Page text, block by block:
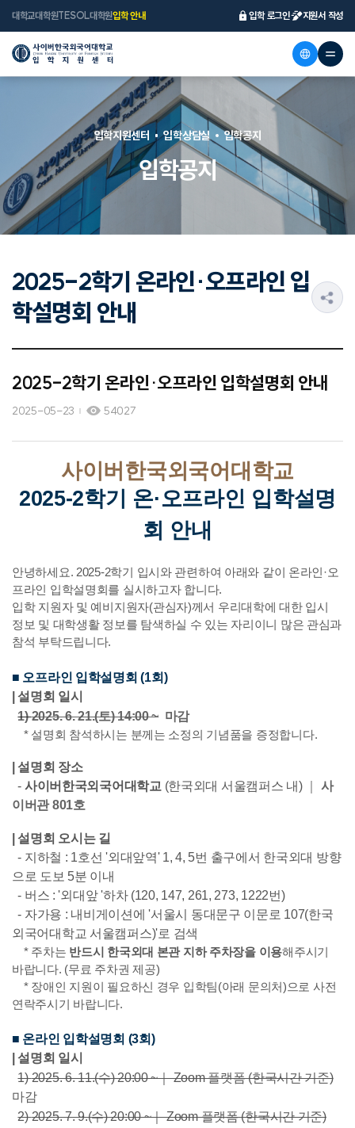
대학교대학원TESOL대학원입학 안내 입학 로그인 지원서 작성
입학공지
입학지원센터 입학상담실 입학공지
2025-2학기 온라인·오프라인 입
학설명회 안내
2025-2학기 온라인·오프라인 입학설명회 안내
2025-05-23 54027
사이버한국외국어대학교
2025-2학기 온·오프라인 입학설명
회 안내
안녕하세요. 2025-2학기 입시와 관련하여 아래와 같이 온라인·오
프라인 입학설명회를 실시하고자 합니다.
입학 지원자 및 예비지원자(관심자)께서 우리대학에 대한 입시
정보 및 대학생활 정보를 탐색하실 수 있는 자리이니 많은 관심과
참석 부탁드립니다.
■ 오프라인 입학설명회 (1회)
|설명회 일시
1)2025. 6. 21.(토) 14:00 ~마감
* 설명회 참석하시는 분께는 소정의 기념품을 증정합니다.
|설명회 장소
- 사이버한국외국어대학교 (한국외대 서울캠퍼스 내)
사
이버관 801호
|설명회 오시는 길
- 지하철 : 1호선 '외대앞역' 1, 4, 5번 출구에서 한국외대 방향
으로 도보 5분 이내
- 버스 : '외대앞 '하차 (120, 147, 261, 273, 1222번)
- 자가용 : 내비게이션에 '서울시 동대문구 이문로 107(한국
외국어대학교 서울캠퍼스)'로 검색
* 주차는 반드시 한국외대 본관 지하 주차장을 이용해주시기
바랍니다. (무료 주차권 제공)
* 장애인 지원이 필요하신 경우 입학팀(아래 문의처)으로 사전
연락주시기 바랍니다.
■ 온라인 입학설명회 (3회)
|설명회 일시
1) 2025. 6. 11.(수) 20:00 ~｜ Zoom 플랫폼 (한국시간 기준)
마감
2) 2025. 7. 9.(수) 20:00 ~｜ Zoom 플랫폼 (한국시간 기준)